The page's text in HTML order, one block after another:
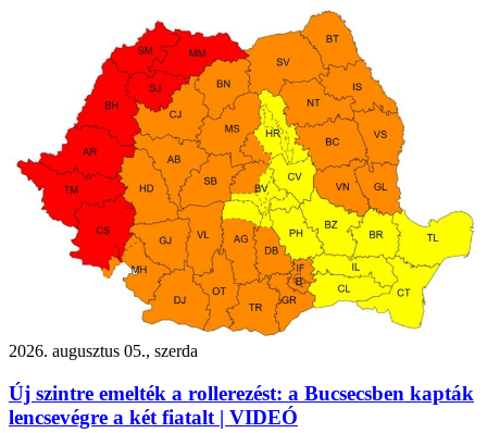
2026. augusztus 05., szerda
Új szintre emelték a rollerezést: a Bucsecsben kapták
lencsevégre a két fiatalt | VIDEÓ